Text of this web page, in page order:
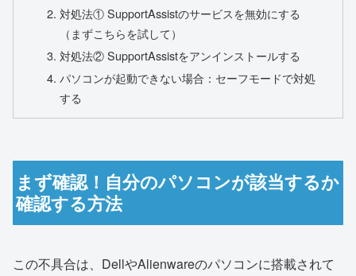
対処法① SupportAssistのサービスを無効にする
（まずこちらを試して）
対処法② SupportAssistをアンインストールする
パソコンが起動できない場合：セーフモードで対処
する
まず確認！自分のパソコンが該当するか
確認する方法
この不具合は、DellやAlienwareのパソコンに搭載されて